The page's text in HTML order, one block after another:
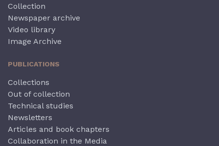
Collection
Newspaper archive
Video library
Image Archive
PUBLICATIONS
Collections
Out of collection
Technical studies
Newsletters
Articles and book chapters
Collaboration in the Media